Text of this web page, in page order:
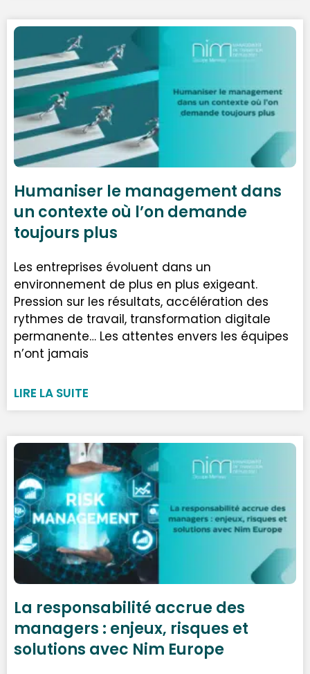
Humaniser le management dans
un contexte où l’on demande
toujours plus
Les entreprises évoluent dans un
environnement de plus en plus exigeant.
Pression sur les résultats, accélération des
rythmes de travail, transformation digitale
permanente… Les attentes envers les équipes
n’ont jamais
LIRE LA SUITE
La responsabilité accrue des
managers : enjeux, risques et
solutions avec Nim Europe